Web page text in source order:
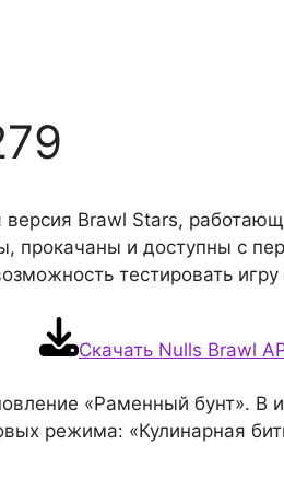
Brawl Stars,
прокачаны и доступны с
тестировать игру
Скачать Nulls Brawl
«Раменный бунт».
режима: «Кулинарная